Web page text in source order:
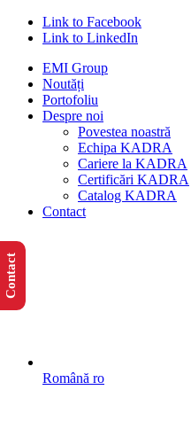
Link to Facebook
Link to LinkedIn
EMI Group
Noutăți
Portofoliu
Despre noi
Povestea noastră
Echipa KADRA
Cariere la KADRA
Certificări KADRA
Catalog KADRA
Contact
Română ro
Contact